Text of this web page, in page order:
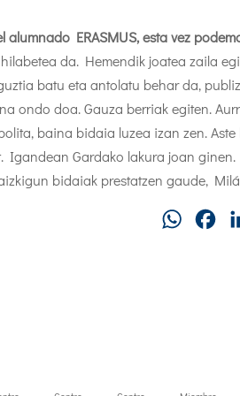
alumnado ERASMUS, esta vez
da. Hemendik joatea zaila
batu eta antolatu behar da,
ondo doa. Gauza berriak egiten.
baina bidaia luzea izan zen.
Igandean Gardako lakura joan
bidaiak prestatzen gaude,